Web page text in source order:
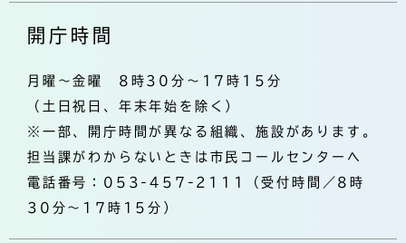
開庁時間
月曜～金曜 8時30分～17時15分
（土日祝日、年末年始を除く）
※一部、開庁時間が異なる組織、施設があります。
担当課がわからないときは市民コールセンターへ
電話番号：053-457-2111（受付時間／8時
30分～17時15分）